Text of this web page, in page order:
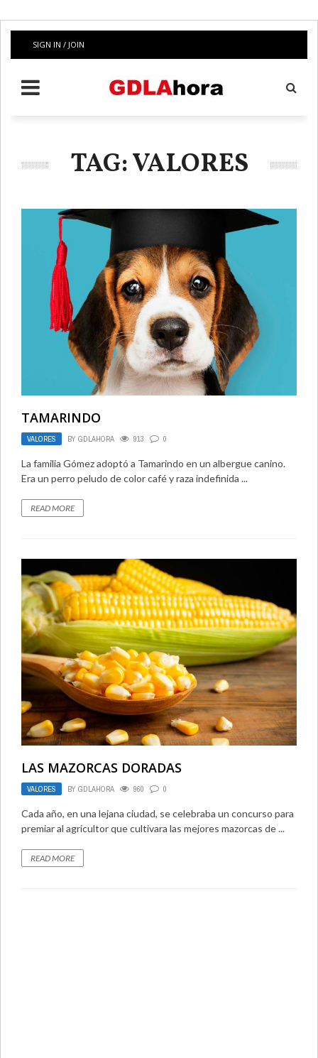
SIGN IN / JOIN
TAG: VALORES
TAMARINDO
VALORES BY GDLAHORA 913 0
La familia Gómez adoptó a Tamarindo en un albergue canino.
Era un perro peludo de color café y raza indefinida ...
READ MORE
LAS MAZORCAS DORADAS
VALORES BY GDLAHORA 960 0
Cada año, en una lejana ciudad, se celebraba un concurso para
premiar al agricultor que cultivara las mejores mazorcas de ...
READ MORE